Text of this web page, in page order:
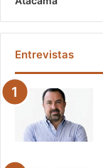
Entrevistas